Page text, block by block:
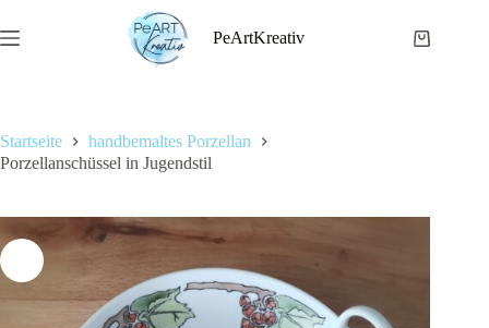
Inhalt
springen
PeArtKreativ Warenkorb
Startseite
handbemaltes Porzellan
Porzellanschüssel in Jugendstil